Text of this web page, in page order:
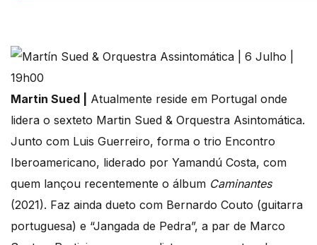
Martin Sued |
Atualmente reside em Portugal onde
lidera o sexteto Martin Sued & Orquestra Asintomática.
Junto com Luis Guerreiro, forma o trio Encontro
Iberoamericano, liderado por Yamandú Costa, com
quem lançou recentemente o álbum Caminantes
(2021). Faz ainda dueto com Bernardo Couto (guitarra
portuguesa) e “Jangada de Pedra”, a par de Marco